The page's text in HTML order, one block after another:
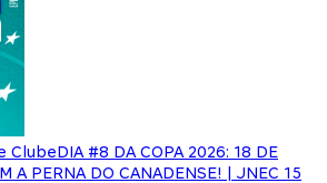
ClubeDIA #8 DA COPA 2026: 18 DE
A PERNA DO CANADENSE! | JNEC 15